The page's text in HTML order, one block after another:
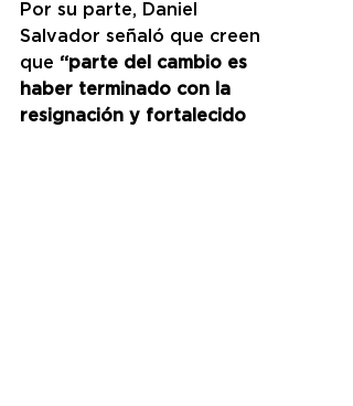
Por su parte, Daniel
Salvador señaló que creen
que “parte del cambio es
haber terminado con la
resignación y fortalecido